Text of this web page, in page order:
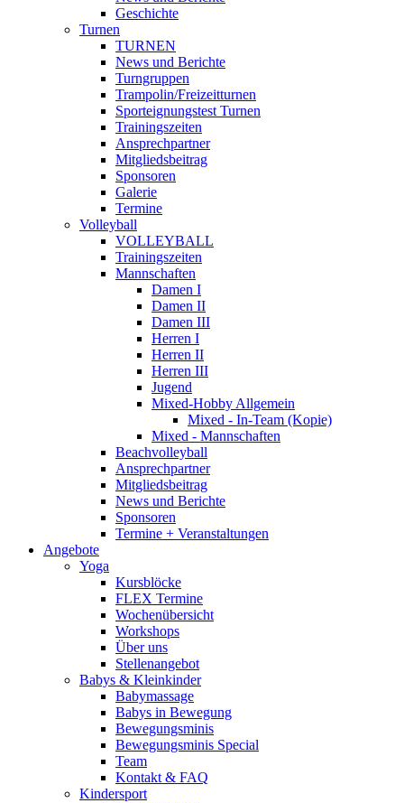
Geschichte
Turnen
TURNEN
News und Berichte
Turngruppen
Trampolin/Freizeitturnen
Sporteignungstest Turnen
Trainingszeiten
Ansprechpartner
Mitgliedsbeitrag
Sponsoren
Galerie
Termine
Volleyball
VOLLEYBALL
Trainingszeiten
Mannschaften
Damen I
Damen II
Damen III
Herren I
Herren II
Herren III
Jugend
Mixed-Hobby Allgemein
Mixed - In-Team (Kopie)
Mixed - Mannschaften
Beachvolleyball
Ansprechpartner
Mitgliedsbeitrag
News und Berichte
Sponsoren
Termine + Veranstaltungen
Angebote
Yoga
Kursblöcke
FLEX Termine
Wochenübersicht
Workshops
Über uns
Stellenangebot
Babys & Kleinkinder
Babymassage
Babys in Bewegung
Bewegungsminis
Bewegungsminis Special
Team
Kontakt & FAQ
Kindersport